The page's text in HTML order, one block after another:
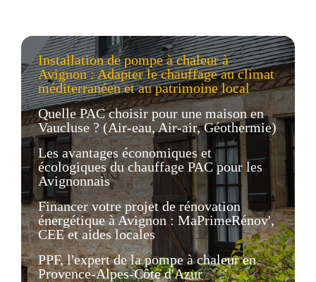
Installation de pompe à chaleur à
Avignon : Adapter le chauffage au climat
méditerranéen et au patrimoine local
Quelle PAC choisir pour une maison en
Vaucluse ? (Air-eau, Air-air, Géothermie)
Les avantages économiques et
écologiques du chauffage PAC pour les
Avignonnais
Financer votre projet de rénovation
énergétique à Avignon : MaPrimeRénov',
CEE et aides locales
PPF, l'expert de la pompe à chaleur en
Provence-Alpes-Côte d'Azur